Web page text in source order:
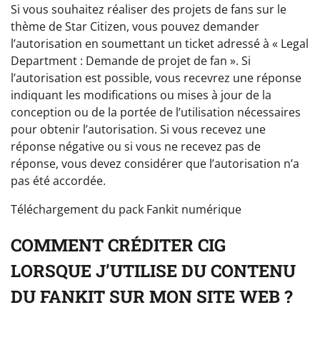
Si vous souhaitez réaliser des projets de fans sur le
thème de Star Citizen, vous pouvez demander
l’autorisation en soumettant un ticket adressé à « Legal
Department : Demande de projet de fan ». Si
l’autorisation est possible, vous recevrez une réponse
indiquant les modifications ou mises à jour de la
conception ou de la portée de l’utilisation nécessaires
pour obtenir l’autorisation. Si vous recevez une
réponse négative ou si vous ne recevez pas de
réponse, vous devez considérer que l’autorisation n’a
pas été accordée.
Téléchargement du pack Fankit numérique
COMMENT CRÉDITER CIG
LORSQUE J’UTILISE DU CONTENU
DU FANKIT SUR MON SITE WEB ?